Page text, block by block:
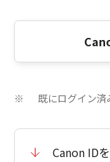
※ 既にログイン済
Canon ID